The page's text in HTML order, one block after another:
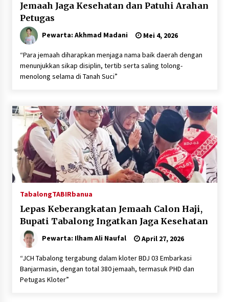
Jemaah Jaga Kesehatan dan Patuhi Arahan
Petugas
Pewarta: Akhmad Madani Mei 4, 2026
“Para jemaah diharapkan menjaga nama baik daerah dengan
menunjukkan sikap disiplin, tertib serta saling tolong-
menolong selama di Tanah Suci”
TabalongTABIRbanua
Lepas Keberangkatan Jemaah Calon Haji,
Bupati Tabalong Ingatkan Jaga Kesehatan
Pewarta: Ilham Ali Naufal April 27, 2026
“JCH Tabalong tergabung dalam kloter BDJ 03 Embarkasi
Banjarmasin, dengan total 380 jemaah, termasuk PHD dan
Petugas Kloter”